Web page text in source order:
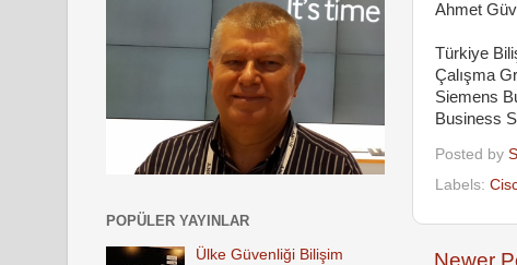
Ahmet
Türkiye
Çalışma
Siemens
Business
Posted by
Labels:
Newer
POPÜLER YAYINLAR
Ülke Güvenliği Bilişim